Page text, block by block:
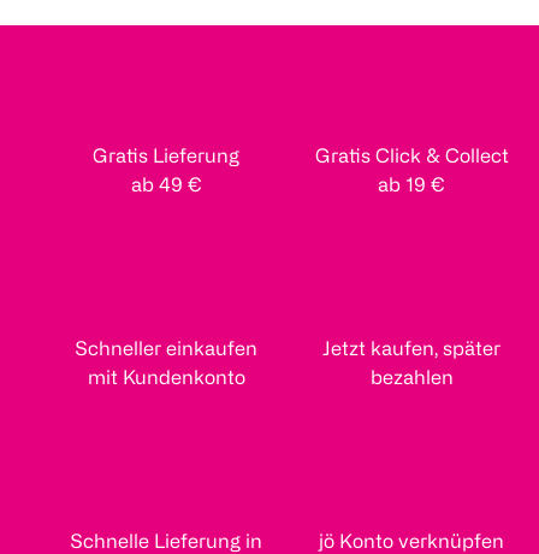
Gratis Lieferung
ab 49 €
Gratis Click & Collect
ab 19 €
Schneller einkaufen
mit Kundenkonto
Jetzt kaufen, später
bezahlen
Schnelle Lieferung in
jö Konto verknüpfen